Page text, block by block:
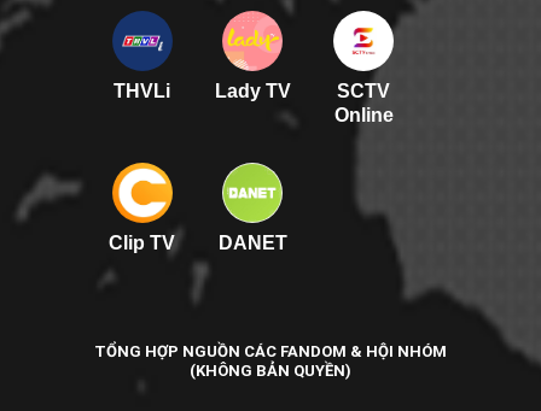
THVLi Lady TV
SCTV
Online
Clip TV DANET
TỔNG HỢP NGUỒN CÁC FANDOM & HỘI NHÓM
(KHÔNG BẢN QUYỀN)